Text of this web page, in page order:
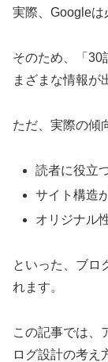
実際、Googleは
そのため、「30
まざまな情報が
ただ、実際の傾
読者に役立
サイト構造
オリジナル
といった、ブロ
れます。
この記事では、
ログ設計の考え